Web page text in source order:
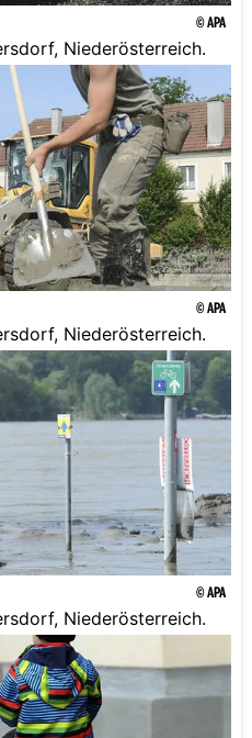
© APA
Niederösterreich.
© APA
Niederösterreich.
© APA
Niederösterreich.